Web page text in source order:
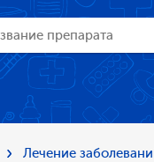
Лечение